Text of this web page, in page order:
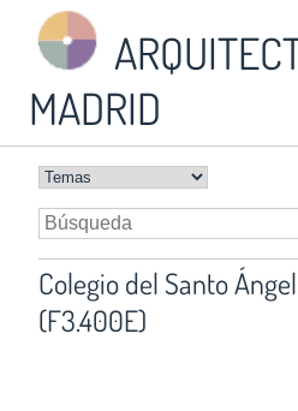
MADRID
Colegio del Santo
(F3.400E)